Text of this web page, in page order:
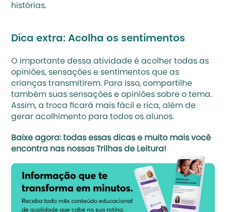
histórias.
Dica extra: Acolha os sentimentos
O importante dessa atividade é acolher todas as
opiniões, sensações e sentimentos que as
crianças transmitirem. Para isso, compartilhe
também suas sensações e opiniões sobre o tema.
Assim, a troca ficará mais fácil e rica, além de
gerar acolhimento para todos os alunos.
Baixe agora: todas essas dicas e muito mais você
encontra nas nossas Trilhas de Leitura!